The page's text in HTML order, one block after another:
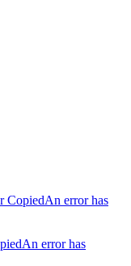
CopiedAn error has
An error has